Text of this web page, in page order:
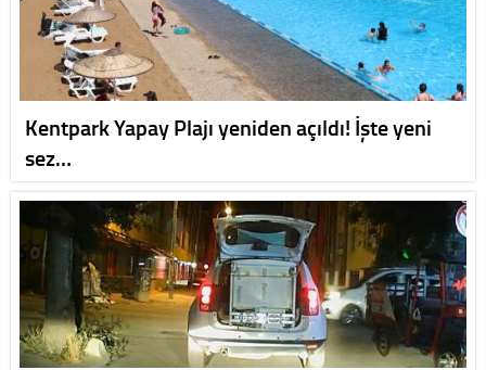
Kentpark Yapay Plajı yeniden açıldı! İşte yeni
sez…